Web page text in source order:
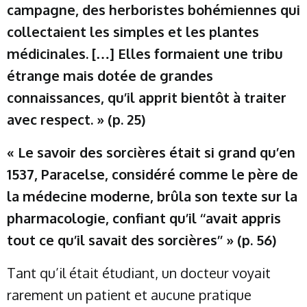
campagne, des herboristes bohémiennes qui
collectaient les simples et les plantes
médicinales. […] Elles formaient une tribu
étrange mais dotée de grandes
connaissances, qu’il apprit bientôt à traiter
avec respect. » (p. 25)
« Le savoir des sorcières était si grand qu’en
1537, Paracelse, considéré comme le père de
la médecine moderne, brûla son texte sur la
pharmacologie, confiant qu’il ‘‘avait appris
tout ce qu’il savait des sorcières’’ » (p. 56)
Tant qu’il était étudiant, un docteur voyait
rarement un patient et aucune pratique